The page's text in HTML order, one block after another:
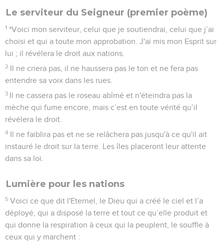
Le serviteur du Seigneur (premier poème)
1 *Voici mon serviteur, celui que je soutiendrai, celui que j’ai
choisi et qui a toute mon approbation. J'ai mis mon Esprit sur
lui ; il révélera le droit aux nations.
2 Il ne criera pas, il ne haussera pas le ton et ne fera pas
entendre sa voix dans les rues.
3 Il ne cassera pas le roseau abîmé et n'éteindra pas la
mèche qui fume encore, mais c’est en toute vérité qu’il
révélera le droit.
4 Il ne faiblira pas et ne se relâchera pas jusqu'à ce qu'il ait
instauré le droit sur la terre. Les îles placeront leur attente
dans sa loi.
Lumière pour les nations
5 Voici ce que dit l'Eternel, le Dieu qui a créé le ciel et l’a
déployé, qui a disposé la terre et tout ce qu’elle produit et
qui donne la respiration à ceux qui la peuplent, le souffle à
ceux qui y marchent :